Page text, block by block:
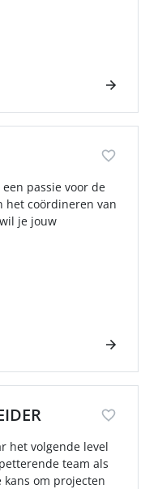
passie voor de
het coördineren van
je jouw
het volgende level
team als
om projecten